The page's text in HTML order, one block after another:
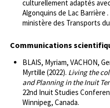
culturellement adaptés
Algonquins de Lac Barrière
ministère des Transports
Communications
BLAIS, Myriam, VACHON,
Myrtille (2022). Living the
and Planning in the Inuit
22nd Inuit Studies
Winnipeg, Canada.